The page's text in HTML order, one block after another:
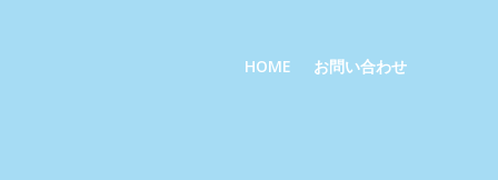
HOME お問い合わせ